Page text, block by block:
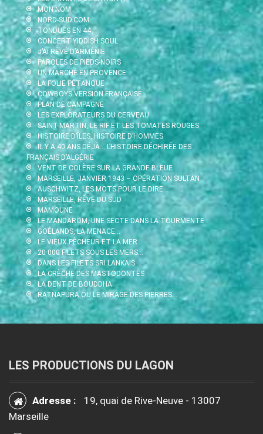
MON NOM
NORD-SUD.COM
TONDUES EN 44
CONCERT YIDDISH SOUL
J’AI RÊVÉ D’ARMÉNIE
PAROLES DE PIEDS-NOIRS
UN MARCHÉ EN PROVENCE
LA FOLIE PÉTANQUE
COWBOYS VERSION FRANÇAISE
PLAN DE CAMPAGNE
LES EXPLORATEURS DU CERVEAU
SAINT-MARTIN, LE RIF ET LES TOMATES ROUGES
HISTOIRE D’ÎLES, HISTOIRE D’HOMMES
IL Y A 40 ANS DÉJÀ… L’HISTOIRE DÉCHIRÉE DES
FRANÇAIS D’ALGÉRIE
VENT DE COLÈRE SUR LA GRANDE BLEUE
MARSEILLE, JANVIER 1943 – OPÉRATION SULTAN
AUSCHWITZ, LES MOTS POUR LE DIRE…
MARSEILLE, RÊVE DU SUD
MAMOUNE
LE MANDAROM, UNE SECTE DANS LA TOURMENTE
GOÉLANDS, LA MENACE…
LE VIEUX PÊCHEUR ET LA MER
20 000 FILETS SOUS LES MERS…
DANS LES FILETS SRI LANKAIS
LA CRÈCHE DES MASTODONTES
LA DENT DE BOUDDHA
RATNAPURA OU LE MIRAGE DES PIERRES…
LES PRODUCTIONS DU LAGON
Adresse :
19, quai de Rive-Neuve - 13007
Marseille